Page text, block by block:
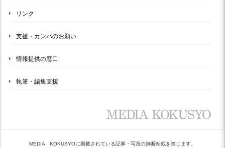
リンク
支援・カンパのお願い
情報提供の窓口
執筆・編集支援
MEDIA KOKUSYOに掲載されている記事・写真の無断転載を禁じます。